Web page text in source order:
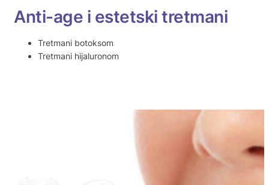
Anti-age i estetski tretmani
Tretmani botoksom
Tretmani hijaluronom